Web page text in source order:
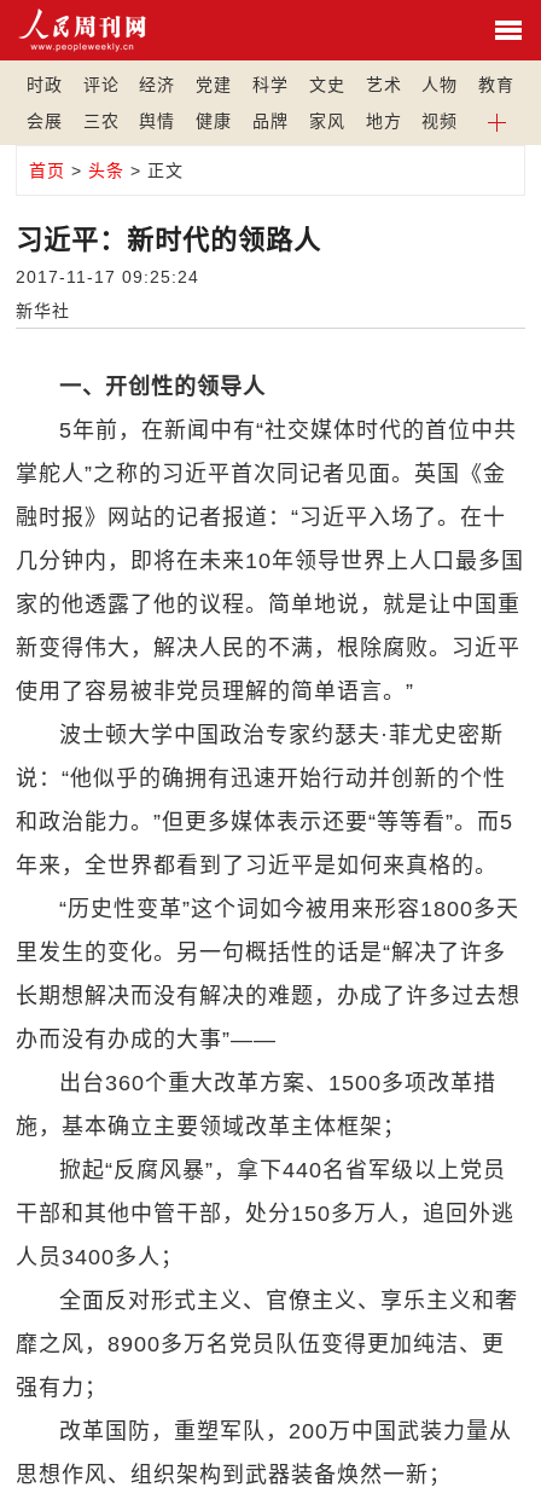
时政 评论 经济 党建 科学 文史 艺术 人物
教育
会展
三农 舆情 健康 品牌 家风 地方 视频
首页 >头条 > 正文
习近平：新时代的领路人
2017-11-17 09:25:24
新华社
一、开创性的领导人
5年前，在新闻中有“社交媒体时代的首位中共
掌舵人”之称的习近平首次同记者见面。英国《金
融时报》网站的记者报道：“习近平入场了。在十
几分钟内，即将在未来10年领导世界上人口最多国
家的他透露了他的议程。简单地说，就是让中国重
新变得伟大，解决人民的不满，根除腐败。习近平
使用了容易被非党员理解的简单语言。”
波士顿大学中国政治专家约瑟夫·菲尤史密斯
说：“他似乎的确拥有迅速开始行动并创新的个性
和政治能力。”但更多媒体表示还要“等等看”。而5
年来，全世界都看到了习近平是如何来真格的。
“历史性变革”这个词如今被用来形容1800多天
里发生的变化。另一句概括性的话是“解决了许多
长期想解决而没有解决的难题，办成了许多过去想
办而没有办成的大事”——
出台360个重大改革方案、1500多项改革措
施，基本确立主要领域改革主体框架；
掀起“反腐风暴”，拿下440名省军级以上党员
干部和其他中管干部，处分150多万人，追回外逃
人员3400多人；
全面反对形式主义、官僚主义、享乐主义和奢
靡之风，8900多万名党员队伍变得更加纯洁、更
强有力；
改革国防，重塑军队，200万中国武装力量从
思想作风、组织架构到武器装备焕然一新；